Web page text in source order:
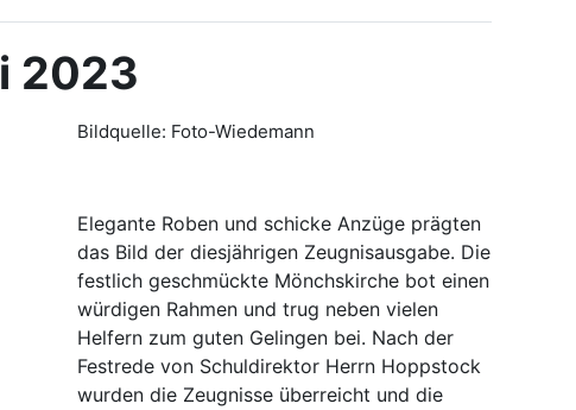
2023
Bildquelle: Foto-Wiedemann
Elegante Roben und schicke Anzüge prägten
das Bild der diesjährigen Zeugnisausgabe. Die
festlich geschmückte Mönchskirche bot einen
würdigen Rahmen und trug neben vielen
Helfern zum guten Gelingen bei. Nach der
Festrede von Schuldirektor Herrn Hoppstock
wurden die Zeugnisse überreicht und die